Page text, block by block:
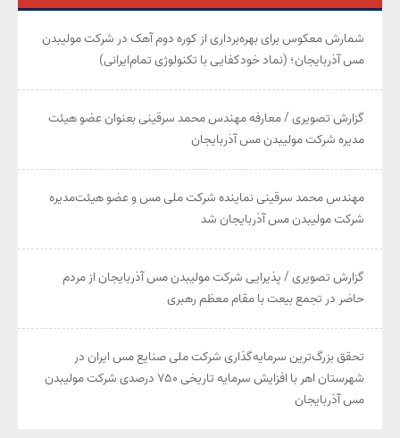
شمارش معکوس برای بهره‌برداری از کوره دوم آهک در شرکت مولیبدن
مس آذربایجان؛ (نماد خودکفایی با تکنولوژی تمام‌ایرانی)
گزارش تصویری / معارفه مهندس محمد سرقینی بعنوان عضو هیئت‌
مدیره شرکت مولیبدن مس آذربایجان
مهندس محمد سرقینی نماینده شرکت ملی مس و عضو هیئت‌مدیره
شرکت مولیبدن مس آذربایجان شد
گزارش تصویری / پذیرایی شرکت مولیبدن مس آذربایجان از مردم
حاضر در تجمع بیعت با مقام معظم رهبری
تحقق بزرگ‌ترین سرمایه‌گذاری شرکت ملی صنایع مس ایران در
شهرستان اهر با افزایش سرمایه تاریخی ۷۵۰ درصدی شرکت مولیبدن
مس آذربایجان